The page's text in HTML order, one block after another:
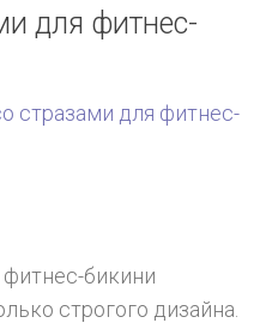
для фитнес-
стразами для фитнес-
бикини
строгого дизайна.